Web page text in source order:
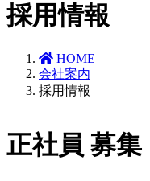
採用情報
HOME
会社案内
採用情報
正社員 募集